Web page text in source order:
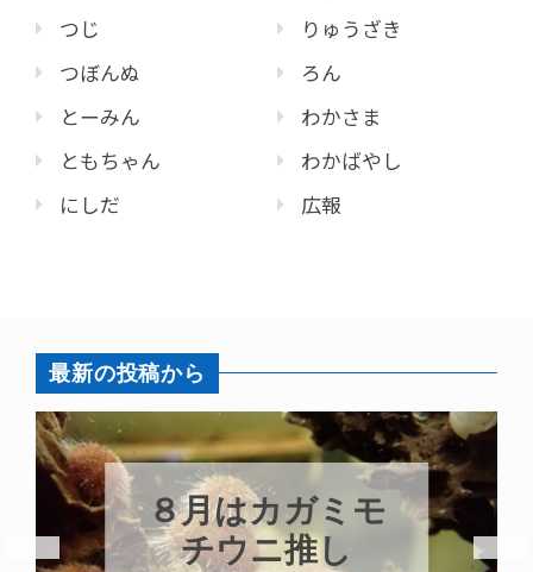
つじ
つぼんぬ
とーみん
ともちゃん
にしだ
りゅうざき
ろん
わかさま
わかばやし
広報
最新の投稿から
８月はカガミモ
チウニ推し